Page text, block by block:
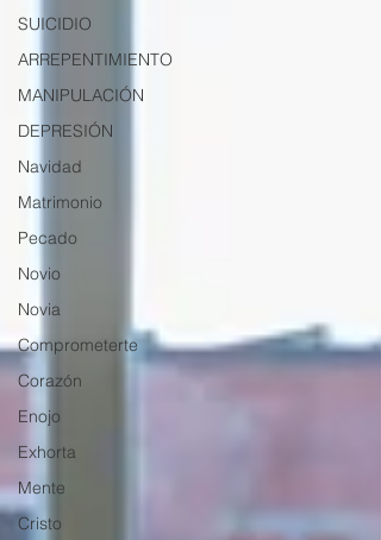
SUICIDIO
ARREPENTIMIENTO
MANIPULACIÓN
DEPRESIÓN
Navidad
Matrimonio
Pecado
Novio
Novia
Comprometerte
Corazón
Enojo
Exhorta
Mente
Cristo